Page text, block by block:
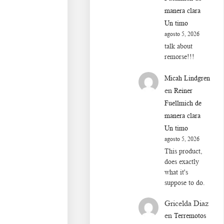
manera clara
Un timo
agosto 5, 2026
talk about
remorse!!!
Micah Lindgren
enReiner
Fuellmich de
manera clara
Un timo
agosto 5, 2026
This product,
does exactly
what it's
suppose to do.
Gricelda Diaz
enTerremotos